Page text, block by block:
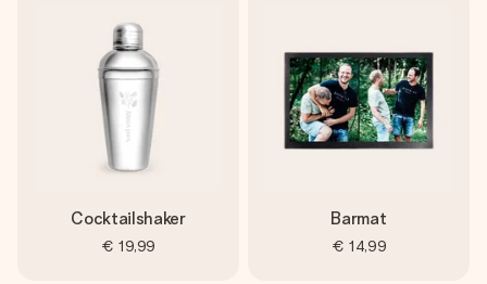
Cocktailshaker
€ 19,99
Barmat
€ 14,99